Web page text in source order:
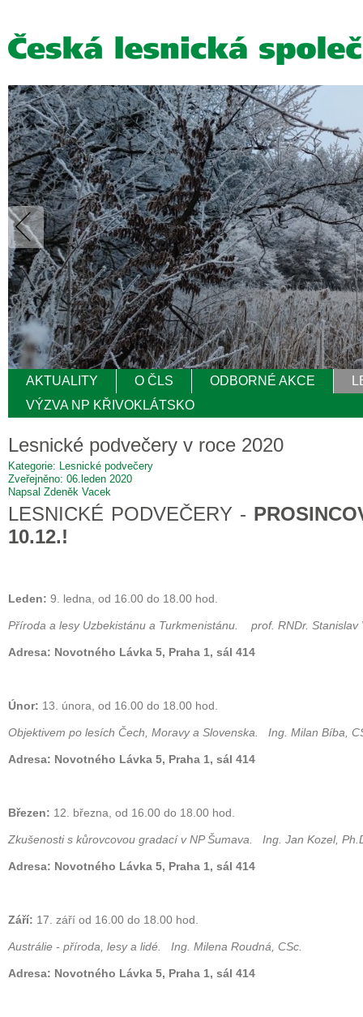
AKTUALITY O ČLS ODBORNÉ AKCE
VÝZVA NP KŘIVOKLÁTSKO
Lesnické podvečery v roce 2020
Kategorie: Lesnické podvečery
Zveřejněno: 06.leden 2020
Napsal Zdeněk Vacek
LESNICKÉ PODVEČERY -
10.12.!
Leden: 9. ledna, od 16.00 do 18.00 hod.
Příroda a lesy Uzbekistánu a Turkmenistánu. prof. RNDr. Stanislav
Adresa: Novotného Lávka 5, Praha 1, sál 414
Únor: 13. února, od 16.00 do 18.00 hod.
Objektivem po lesích Čech, Moravy a Slovenska. Ing. Milan Bíba,
Adresa: Novotného Lávka 5, Praha 1, sál 414
Březen: 12. března, od 16.00 do 18.00 hod.
Zkušenosti s kůrovcovou gradací v NP Šumava. Ing. Jan Kozel,
Adresa: Novotného Lávka 5, Praha 1, sál 414
Září: 17. září od 16.00 do 18.00 hod.
Austrálie - příroda, lesy a lidé. Ing. Milena Roudná, CSc.
Adresa: Novotného Lávka 5, Praha 1, sál 414